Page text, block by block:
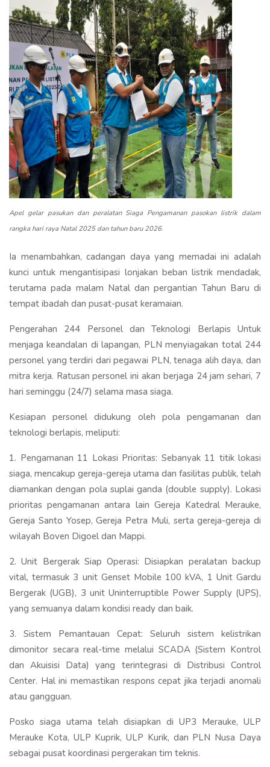
Apel gelar pasukan dan peralatan Siaga Pengamanan pasokan listrik dalam
rangka hari raya Natal 2025 dan tahun baru 2026.
Ia menambahkan, cadangan daya yang memadai ini adalah
kunci untuk mengantisipasi lonjakan beban listrik mendadak,
terutama pada malam Natal dan pergantian Tahun Baru di
tempat ibadah dan pusat-pusat keramaian.
Pengerahan 244 Personel dan Teknologi Berlapis Untuk
menjaga keandalan di lapangan, PLN menyiagakan total 244
personel yang terdiri dari pegawai PLN, tenaga alih daya, dan
mitra kerja. Ratusan personel ini akan berjaga 24 jam sehari, 7
hari seminggu (24/7) selama masa siaga.
Kesiapan personel didukung oleh pola pengamanan dan
teknologi berlapis, meliputi:
1. Pengamanan 11 Lokasi Prioritas: Sebanyak 11 titik lokasi
siaga, mencakup gereja-gereja utama dan fasilitas publik, telah
diamankan dengan pola suplai ganda (double supply). Lokasi
prioritas pengamanan antara lain Gereja Katedral Merauke,
Gereja Santo Yosep, Gereja Petra Muli, serta gereja-gereja di
wilayah Boven Digoel dan Mappi.
2. Unit Bergerak Siap Operasi: Disiapkan peralatan backup
vital, termasuk 3 unit Genset Mobile 100 kVA, 1 Unit Gardu
Bergerak (UGB), 3 unit Uninterruptible Power Supply (UPS),
yang semuanya dalam kondisi ready dan baik.
3. Sistem Pemantauan Cepat: Seluruh sistem kelistrikan
dimonitor secara real-time melalui SCADA (Sistem Kontrol
dan Akuisisi Data) yang terintegrasi di Distribusi Control
Center. Hal ini memastikan respons cepat jika terjadi anomali
atau gangguan.
Posko siaga utama telah disiapkan di UP3 Merauke, ULP
Merauke Kota, ULP Kuprik, ULP Kurik, dan PLN Nusa Daya
sebagai pusat koordinasi pergerakan tim teknis.